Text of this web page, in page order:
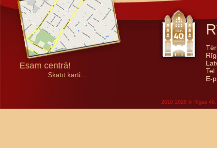
Esam centrā!
Skatīt karti...
E-
2010-2026 © Rīgas